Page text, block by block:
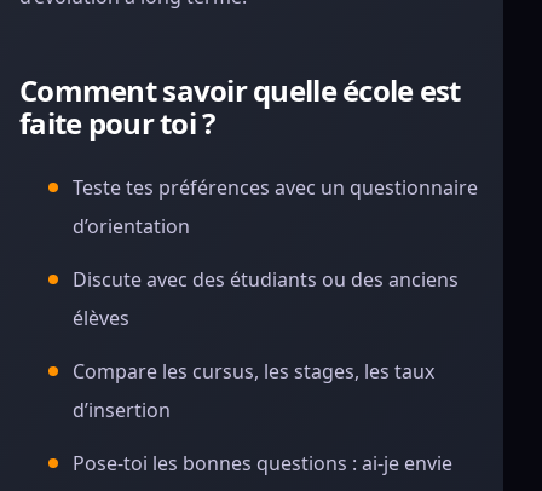
Comment savoir quelle école est
faite pour toi ?
Teste tes préférences avec un questionnaire
d’orientation
Discute avec des étudiants ou des anciens
élèves
Compare les cursus, les stages, les taux
d’insertion
Pose-toi les bonnes questions : ai-je envie